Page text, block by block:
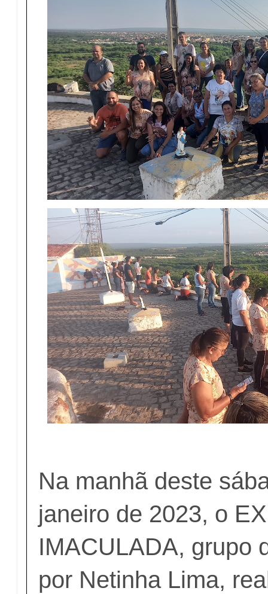
Na manhã deste
janeiro de 2023, o
IMACULADA, grupo
por Netinha Lima,